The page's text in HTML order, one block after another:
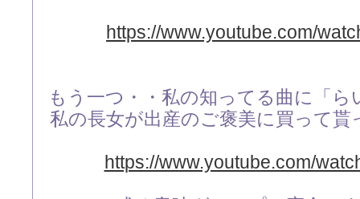
https://www.youtube.com/
もう一つ・・私の知ってる曲に「
私の長女が出産のご褒美に買って
https://www.youtube.com/